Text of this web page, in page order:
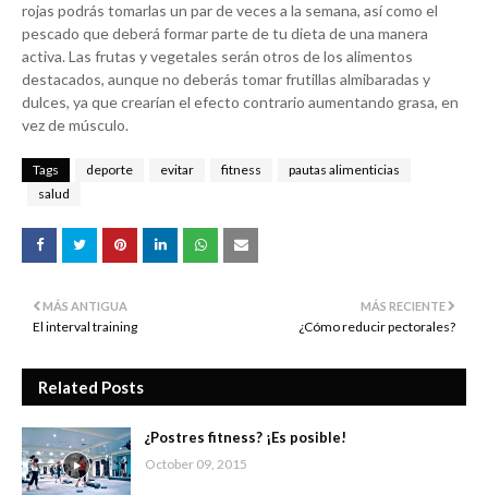
rojas podrás tomarlas un par de veces a la semana, así como el
pescado que deberá formar parte de tu dieta de una manera
activa. Las frutas y vegetales serán otros de los alimentos
destacados, aunque no deberás tomar frutillas almibaradas y
dulces, ya que crearían el efecto contrario aumentando grasa, en
vez de músculo.
Tags deporte evitar fitness
pautas alimenticias
salud
MÁS RECIENTE
¿Cómo reducir pectorales?
MÁS ANTIGUA
El interval training
Related Posts
¿Postres fitness? ¡Es posible!
October 09, 2015